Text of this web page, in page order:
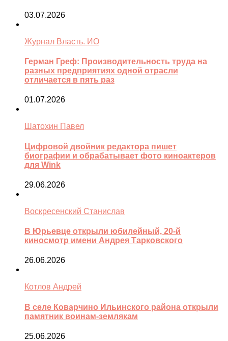
03.07.2026
Журнал Власть. ИО
Герман Греф: Производительность труда на
разных предприятиях одной отрасли
отличается в пять раз
01.07.2026
Шатохин Павел
Цифровой двойник редактора пишет
биографии и обрабатывает фото киноактеров
для Wink
29.06.2026
Воскресенский Станислав
В Юрьевце открыли юбилейный, 20-й
киносмотр имени Андрея Тарковского
26.06.2026
Котлов Андрей
В селе Коварчино Ильинского района открыли
памятник воинам-землякам
25.06.2026